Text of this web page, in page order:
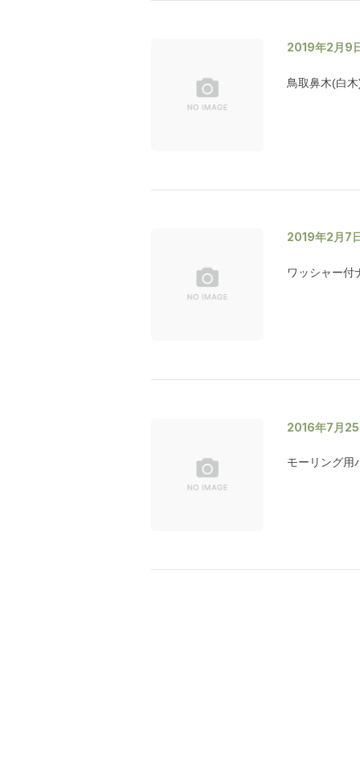
2019年2月9
鳥取鼻木(白木
2019年2月7
ワッシャー付
2016年7月25
モーリング用